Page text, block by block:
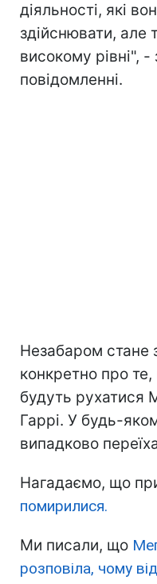
діяльності, які
здійснювати, але
високому рівні", -
повідомленні.
Незабаром стане
конкретно про
будуть рухатися
Гаррі. У будь-
випадково
Нагадаємо, що
помирилися.
Ми писали, що
розповіла, чому